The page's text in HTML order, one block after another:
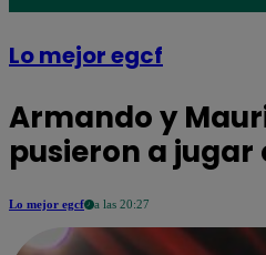
Lo mejor egcf
Armando y
pusieron a jugar
Lo mejor egcf a las 20:27